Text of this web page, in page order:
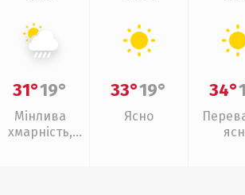
31°19°
Мінлива
хмарність,
33°19°
Ясно
34°